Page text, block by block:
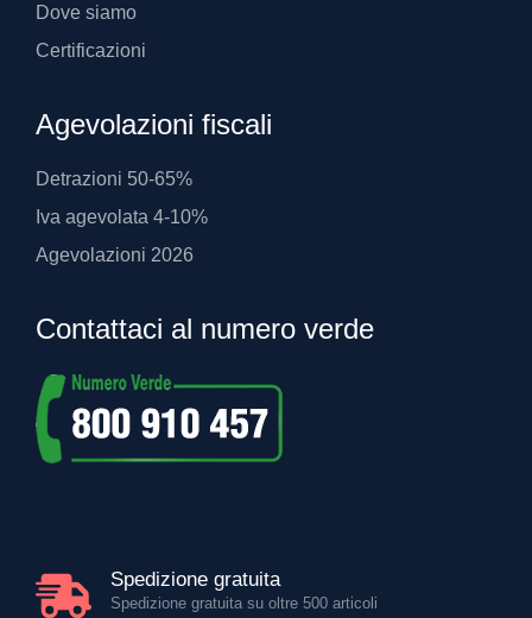
Dove siamo
Certificazioni
Agevolazioni fiscali
Detrazioni 50-65%
Iva agevolata 4-10%
Agevolazioni 2026
Contattaci al numero verde
Spedizione gratuita
Spedizione gratuita su oltre 500 articoli